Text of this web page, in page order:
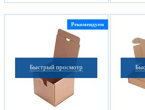
Быстрый просмотр
Рекомендуем